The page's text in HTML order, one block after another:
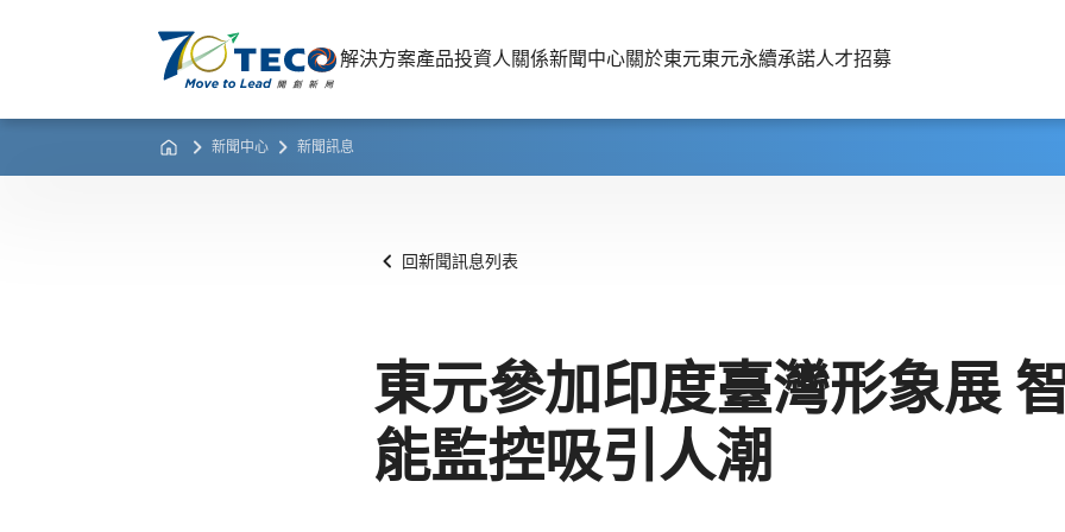
解決方案產品投資人關係新聞中心關於東元東元永續承諾人才招募
新聞中心 新聞訊息
回新聞訊息列表
東元參加印度臺灣形象展
能監控吸引人潮